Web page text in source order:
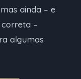
ainda – e
–
algumas